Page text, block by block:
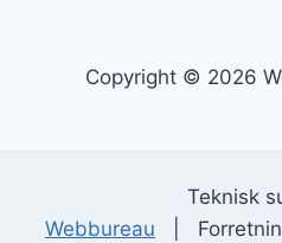
Copyright © 2026
Teknisk
Webbureau |